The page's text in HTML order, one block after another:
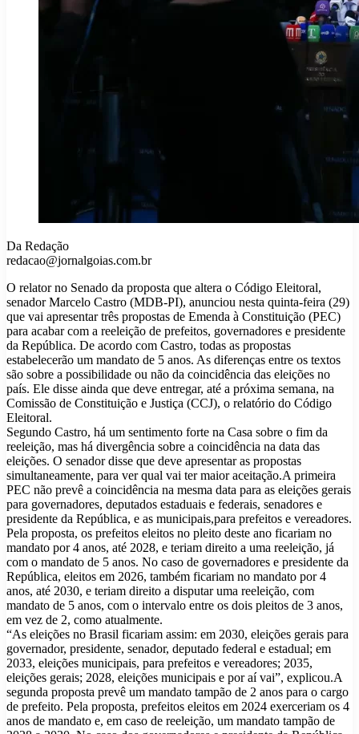
Da Redação
redacao@jornalgoias.com.br
O relator no Senado da proposta que altera o Código Eleitoral,
senador Marcelo Castro (MDB-PI), anunciou nesta quinta-feira (29)
que vai apresentar três propostas de Emenda à Constituição (PEC)
para acabar com a reeleição de prefeitos, governadores e presidente
da República. De acordo com Castro, todas as propostas
estabelecerão um mandato de 5 anos. As diferenças entre os textos
são sobre a possibilidade ou não da coincidência das eleições no
país. Ele disse ainda que deve entregar, até a próxima semana, na
Comissão de Constituição e Justiça (CCJ), o relatório do Código
Eleitoral.
Segundo Castro, há um sentimento forte na Casa sobre o fim da
reeleição, mas há divergência sobre a coincidência na data das
eleições. O senador disse que deve apresentar as propostas
simultaneamente, para ver qual vai ter maior aceitação.A primeira
PEC não prevê a coincidência na mesma data para as eleições gerais
para governadores, deputados estaduais e federais, senadores e
presidente da República, e as municipais,para prefeitos e vereadores.
Pela proposta, os prefeitos eleitos no pleito deste ano ficariam no
mandato por 4 anos, até 2028, e teriam direito a uma reeleição, já
com o mandato de 5 anos. No caso de governadores e presidente da
República, eleitos em 2026, também ficariam no mandato por 4
anos, até 2030, e teriam direito a disputar uma reeleição, com
mandato de 5 anos, com o intervalo entre os dois pleitos de 3 anos,
em vez de 2, como atualmente.
“As eleições no Brasil ficariam assim: em 2030, eleições gerais para
governador, presidente, senador, deputado federal e estadual; em
2033, eleições municipais, para prefeitos e vereadores; 2035,
eleições gerais; 2028, eleições municipais e por aí vai”, explicou.A
segunda proposta prevê um mandato tampão de 2 anos para o cargo
de prefeito. Pela proposta, prefeitos eleitos em 2024 exerceriam os 4
anos de mandato e, em caso de reeleição, um mandato tampão de